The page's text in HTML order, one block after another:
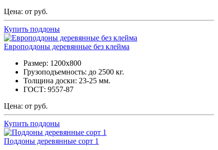
Цена: от руб.
Купить поддоны
Европоддоны деревянные без клейма
Размер: 1200х800
Грузоподъемность: до 2500 кг.
Толщина доски: 23-25 мм.
ГОСТ: 9557-87
Цена: от руб.
Купить поддоны
Поддоны деревянные сорт 1